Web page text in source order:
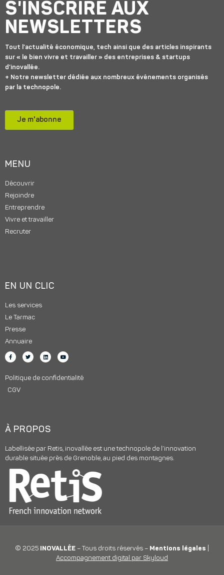
S'INSCRIRE AUX
NEWSLETTERS
Tout l’actualité économique, tech ainsi que des articles inspirants
sur « le bien vivre et travailler » des entreprises & startups
d’inovallée.
+ Notre newsletter dédiée aux nombreux événements organisés
par la technopole.
Je m'abonne
MENU
Découvrir
Rejoindre
Entreprendre
Vivre et travailler
Recruter
EN UN CLIC
Les services
Le Tarmac
Presse
Annuaire
Politique de confidentialité
CGV
À PROPOS
Labellisée par Retis, inovallée est une technopole de l’innovation
durable située près de Grenoble, au pied des montagnes.
© 2025 INOVALLÉE – Tous droits réservés – Mentions légales
Accompagnement digital par Skyloud